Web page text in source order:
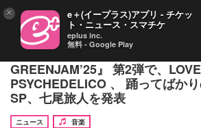
兵庫県伊丹市の無料ローカルフェ
GREENJAM’25』 第2弾で、LOVE
PSYCHEDELICO 、 踊ってばか
SP、七尾旅人を発表
ニュース
音楽
× e＋(イープラス)アプリ - チケッ
ト・ニュース・スマチケ
eplus inc.
無料 - Google Play